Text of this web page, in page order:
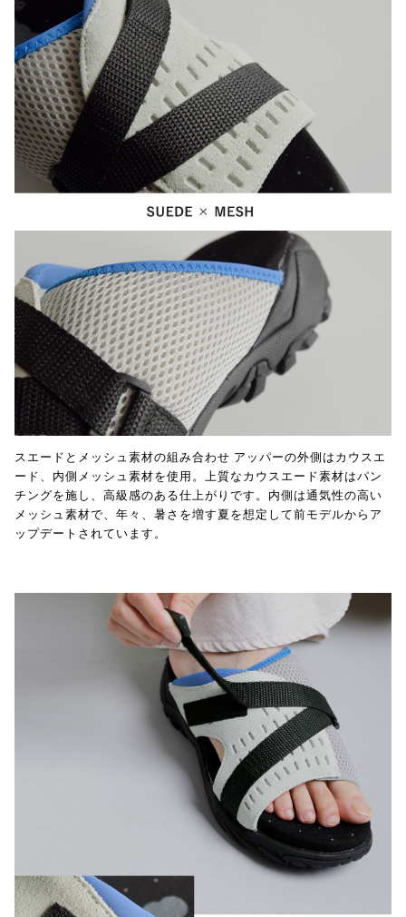
スエードとメッシュ素材の組み合わせ アッパーの外側はカウスエ
ード、内側メッシュ素材を使用。上質なカウスエード素材はパン
チングを施し、高級感のある仕上がりです。内側は通気性の高い
メッシュ素材で、年々、暑さを増す夏を想定して前モデルからア
ップデートされています。